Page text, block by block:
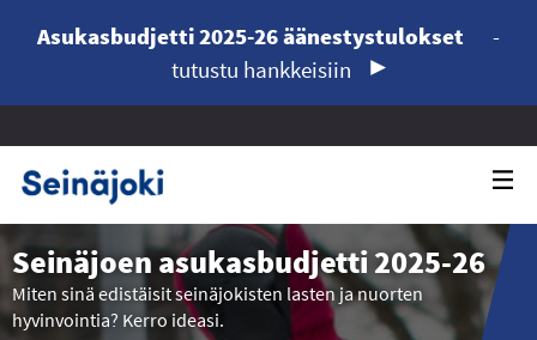
Asukasbudjetti 2025-26 äänestystulokset
-
tutustu hankkeisiin
Seinäjoen asukasbudjetti 2025-26
Miten sinä edistäisit seinäjokisten lasten ja nuorten
hyvinvointia? Kerro ideasi.